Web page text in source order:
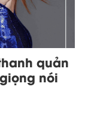
quản
nói